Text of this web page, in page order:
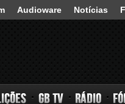
Audioware Notícias